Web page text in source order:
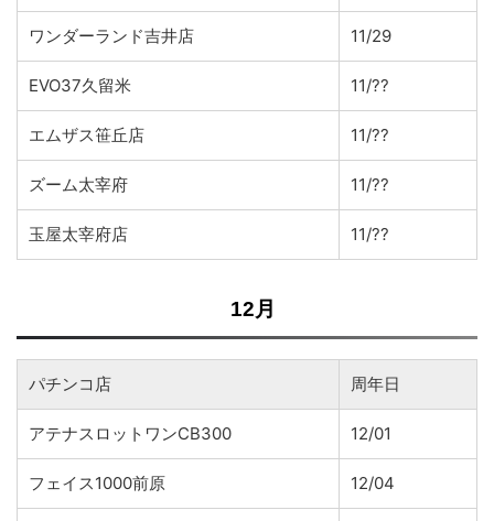
ワンダーランド吉井店 11/29
EVO37久留米 11/??
エムザス笹丘店 11/??
ズーム太宰府 11/??
玉屋太宰府店 11/??
12月
パチンコ店 周年日
アテナスロットワンCB300 12/01
フェイス1000前原 12/04